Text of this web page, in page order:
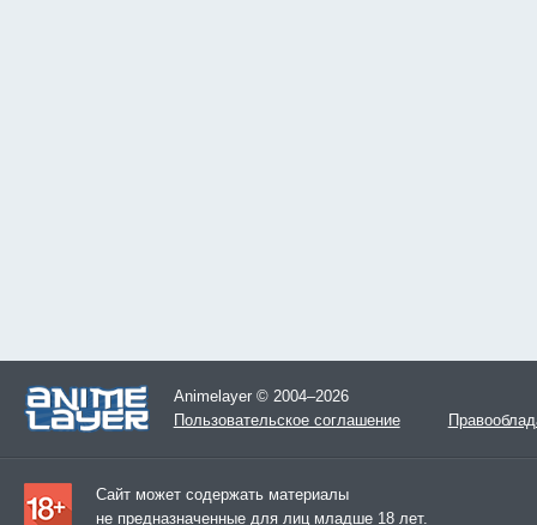
Animelayer © 2004–2026
Пользовательское соглашение
Сайт может содержать материалы
не предназначенные для лиц младше 18 лет.